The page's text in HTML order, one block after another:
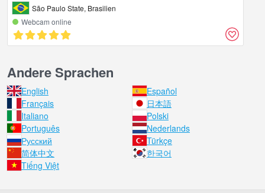
São Paulo State, Brasilien
Webcam online
Andere Sprachen
English
Español
Français
日本語
Italiano
Polski
Português
Nederlands
Русский
Türkçe
简体中文
한국어
Tiếng Việt